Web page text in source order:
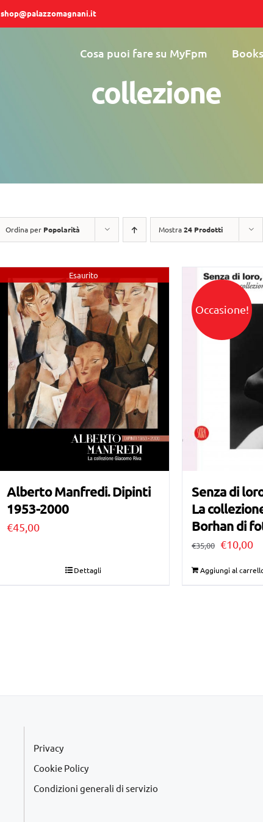
shop@palazzomagnani.it
Cosa puoi fare su MyFpm
collezione
Ordina per Popolarità Mostra24 Prodotti
Esaurito
Alberto Manfredi. Dipinti
1953-2000
€45,00
Dettagli
Occasione!
Senza di
La
Borhan di
€35,00 Il
€10,00Il
Aggiungi al
Privacy
Cookie Policy
Condizioni generali di servizio